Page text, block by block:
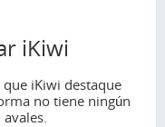
iKiwi
iKiwi destaque
no tiene ningún